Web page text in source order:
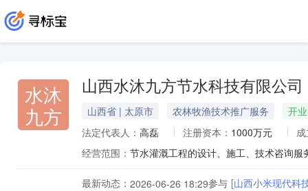
水沐
九方
山西水沐九方节水科技有限公司
山西省 | 太原市 农林牧渔技术推广服务
开业
法定代表人： 高磊 注册资本： 1000万元
经营范围：
最新动态： 2026-06-26 18:29参与 [山西小米现代科